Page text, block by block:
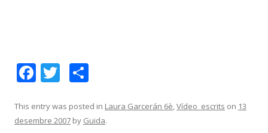
F
e
T
itt m
This entry was posted in Laura Garcerán 6è,Vídeo_escrits on 13
desembre 2007 by Guida.